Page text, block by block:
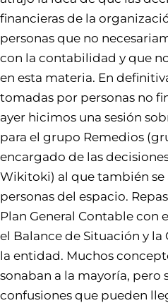
financieras de la
personas que no
con la contabilidad y que
en esta materia. En
tomadas por personas no
ayer hicimos una sesión
para el grupo Remedios
encargado de las
Wikitoki) al que también
personas del espacio.
Plan General Contable con
el Balance de Situación y la
la entidad. Muchos
sonaban a la mayoría, pero
confusiones que pueden